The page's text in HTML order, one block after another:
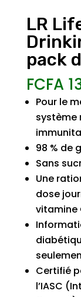
LR
pack
FCFA
Pour le
système
98 % de
Sans
Une
dose
vitamine
Certifié
l’IASC